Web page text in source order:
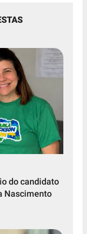
do candidato
Nascimento